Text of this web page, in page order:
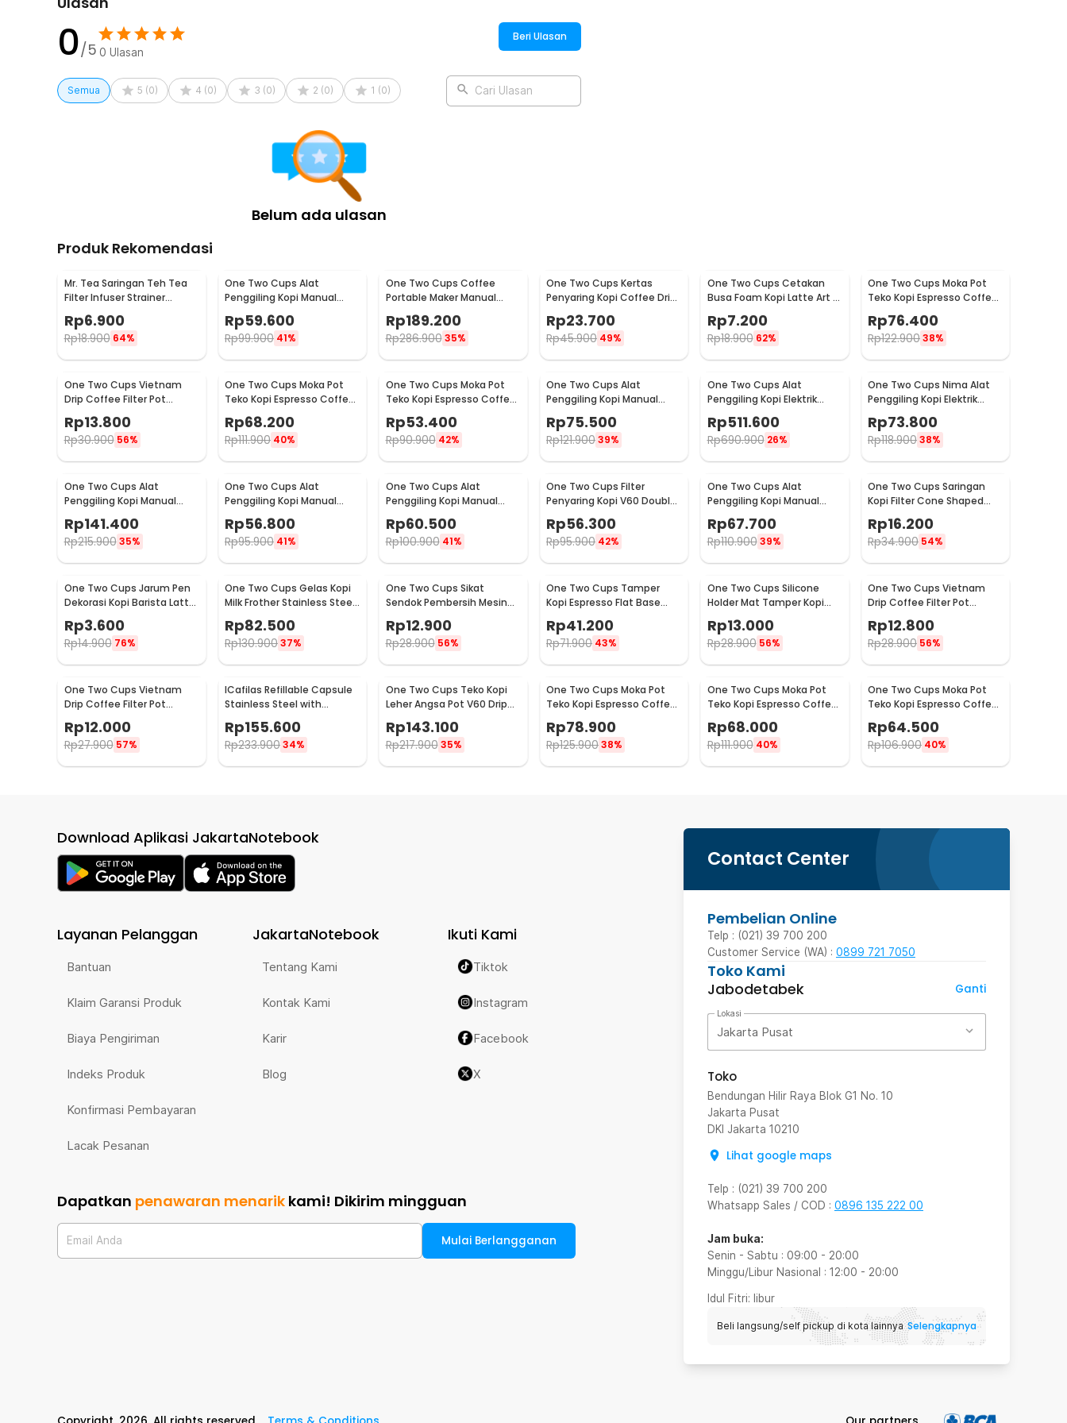
0/5 0 Ulasan
Beri Ulasan
Semua 5 (0) 4 (0) 3 (0) 2 (0) 1 (0) Cari Ulasan
Belum ada ulasan
Produk Rekomendasi
Mr. Tea Saringan Teh Tea
Filter Infuser Strainer
Chilling Man Silicon - MR03
Rp6.900
Rp18.900 64%
One Two Cups Alat
Penggiling Kopi Manual
Coffee Grinder Portable -
WFCG9800
Rp59.600
Rp99.900 41%
One Two Cups Coffee
Portable Maker Manual
Hand Press Espresso 300ml
- T35066
Rp189.200
Rp286.900 35%
One Two Cups Kertas
Penyaring Kopi Coffee Drip
Bag Paper Filter 50PCS -
T111
Rp23.700
Rp45.900 49%
One Two Cups Cetakan
Busa Foam Kopi Latte Art 16
Rp7.200
Rp18.900 62%
One Two Cups Moka Pot
Teko Kopi Espresso Coffee
Stovetop 6 Cup 300ml -
Z20
Rp76.400
Rp122.90038%
One Two Cups Vietnam
Drip Coffee Filter Pot
Saringan Kopi 180ml 8Q -
LC1
Rp13.800
Rp30.900 56%
One Two Cups Moka Pot
Teko Kopi Espresso Coffee
Stovetop 4 Cup 200ml -
Z20
Rp68.200
Rp111.900 40%
One Two Cups Moka Pot
Teko Kopi Espresso Coffee
Stovetop 2 Cup 100ml -
Z20
Rp53.400
Rp90.900 42%
One Two Cups Alat
Penggiling Kopi Manual
16290
Rp75.500
Rp121.90039%
One Two Cups Alat
Penggiling Kopi Elektrik
Coffee Grinder Adjustable
- 600N
Rp511.600
Rp690.900 26%
One Two Cups Nima Alat
Penggiling Kopi Elektrik
Bumbu Coffee Grinder -
NM-8300
Rp73.800
Rp118.90038%
One Two Cups Alat
Penggiling Kopi Manual
CW85532
Rp141.400
Rp215.900 35%
One Two Cups Alat
Penggiling Kopi Manual
Coffee Grinder 160ml -
CF012
Rp56.800
Rp95.900 41%
One Two Cups Alat
Penggiling Kopi Manual
Coffee Grinder Adjustable
- RHNHA0176
Rp60.500
Rp100.900 41%
One Two Cups Filter
Penyaring Kopi V60 Double
Layer Coffee Filter - FS-40S
Rp56.300
Rp95.900 42%
One Two Cups Alat
Penggiling Kopi Manual
Coffee Grinder Adjustable
- CF4146
Rp67.700
Rp110.900 39%
One Two Cups Saringan
Kopi Filter Cone Shaped
Coffee Dripper 1 PCS - K741
Rp16.200
Rp34.900 54%
One Two Cups Jarum Pen
Dekorasi Kopi Barista Latte
Art Needle 13cm - F3F27
Rp3.600
Rp14.900 76%
One Two Cups Gelas Kopi
Milk Frother Stainless Steel
400ml - WZ0011
Rp82.500
Rp130.90037%
One Two Cups Sikat
Sendok Pembersih Mesin
Rp12.900
Rp28.900 56%
One Two Cups Tamper
Kopi Espresso Flat Base
SS51
Rp41.200
Rp71.900 43%
One Two Cups Silicone
Holder Mat Tamper Kopi
Espresso Barista - 0310
Rp13.000
Rp28.900 56%
One Two Cups Vietnam
Drip Coffee Filter Pot
Saringan Kopi 124ml 7Q -
LC1
Rp12.800
Rp28.900 56%
One Two Cups Vietnam
Drip Coffee Filter Pot
LC1
Rp12.000
Rp27.900 57%
ICafilas Refillable Capsule
Stainless Steel with
Tamper for Nespresso -
F456
Rp155.600
Rp233.90034%
One Two Cups Teko Kopi
Leher Angsa Pot V60 Drip
Kettle 960ml - RF-15
Rp143.100
Rp217.900 35%
One Two Cups Moka Pot
Teko Kopi Espresso Coffee
Maker Stovetop 6 Cup
300ml - Z21
Rp78.900
Rp125.90038%
One Two Cups Moka Pot
Teko Kopi Espresso Coffee
Maker Stovetop 4 Cup
200ml - Z21
Rp68.000
Rp111.900 40%
One Two Cups Moka Pot
Teko Kopi Espresso Coffee
Maker Stovetop 2 Cup
100ml - Z21
Rp64.500
Rp106.900 40%
Contact Center
Pembelian Online
Telp : (021) 39 700 200
Customer Service (WA) : 0899 721 7050
Toko Kami
Jabodetabek
Ganti
Lokasi
Jakarta Pusat
Toko
Bendungan Hilir Raya Blok G1 No. 10
Jakarta Pusat
DKI Jakarta 10210
Lihat google maps
Telp : (021) 39 700 200
Whatsapp Sales / COD : 0896 135 222 00
Jam buka:
Senin - Sabtu : 09:00 - 20:00
Minggu/Libur Nasional : 12:00 - 20:00
Idul Fitri: libur
Beli langsung/self pickup di kota lainnya Selengkapnya
Download Aplikasi JakartaNotebook
Layanan Pelanggan
Bantuan
Klaim Garansi Produk
Biaya Pengiriman
Indeks Produk
Konfirmasi Pembayaran
Lacak Pesanan
JakartaNotebook
Tentang Kami
Kontak Kami
Karir
Blog
Ikuti Kami
Tiktok
Instagram
Facebook
X
Dapatkan penawaran menarik kami! Dikirim mingguan
Email Anda Mulai Berlangganan